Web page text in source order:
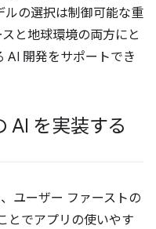
ルの選択は制御可能な重
と地球環境の両方にと
AI 開発をサポートでき
AI を実装する
ユーザー ファーストの
とでアプリの使いやす